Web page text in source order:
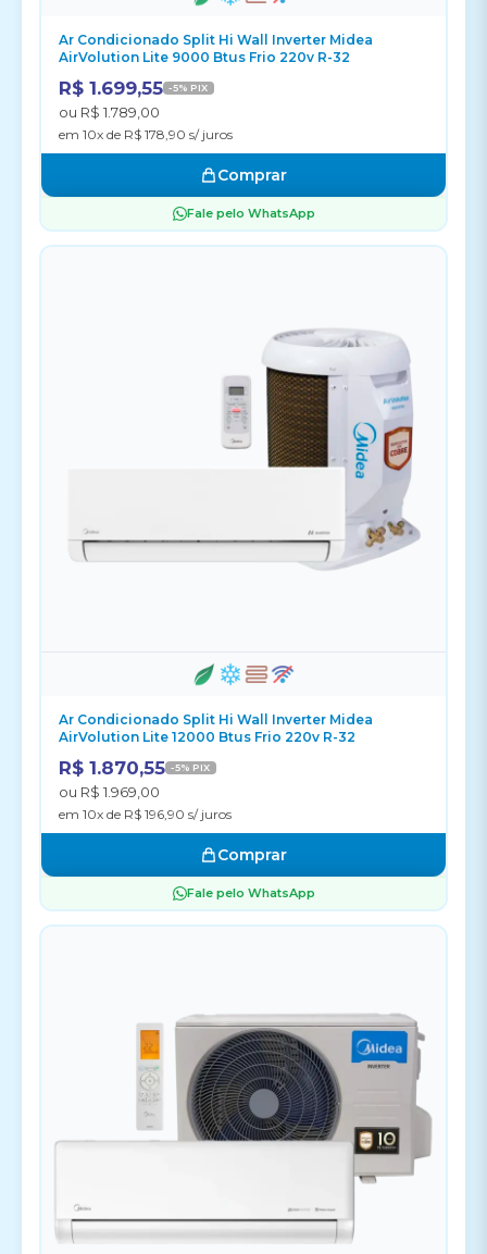
Ar Condicionado Split Hi Wall Inverter Midea
AirVolution Lite 9000 Btus Frio 220v R-32
R$ 1.699,55 -5% PIX
ou R$ 1.789,00
em 10x de R$ 178,90 s/ juros
Comprar
Fale pelo WhatsApp
Ar Condicionado Split Hi Wall Inverter Midea
AirVolution Lite 12000 Btus Frio 220v R-32
R$ 1.870,55 -5% PIX
ou R$ 1.969,00
em 10x de R$ 196,90 s/ juros
Comprar
Fale pelo WhatsApp